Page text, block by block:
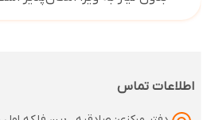
اطلاعات تماس